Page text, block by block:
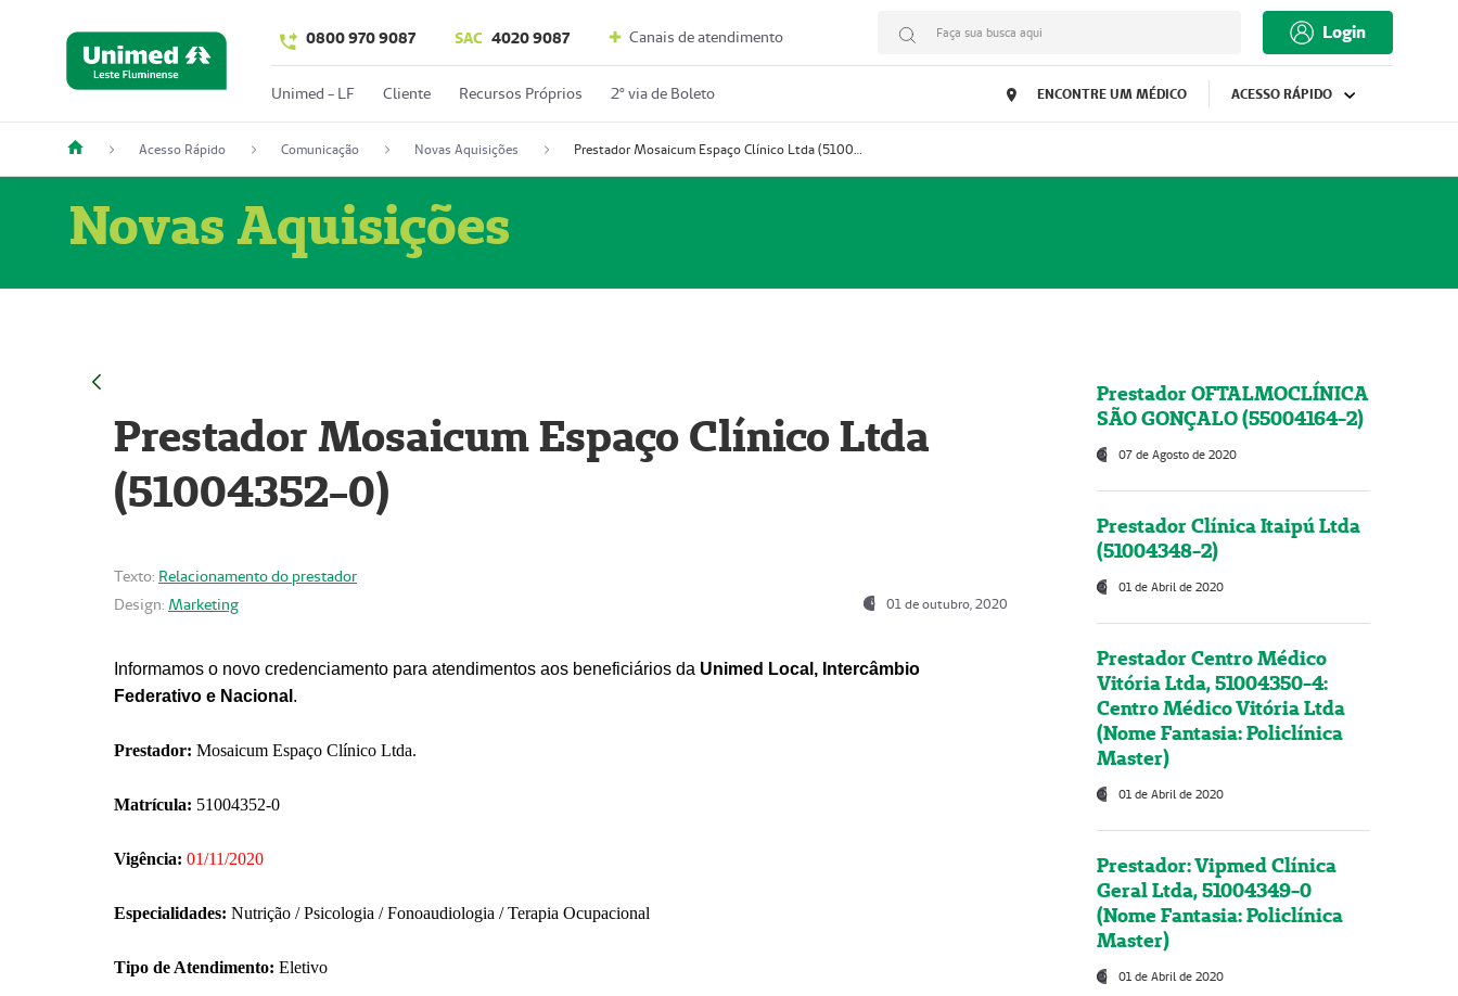
0800 970 9087 SAC 4020 9087 Canais de atendimento Faça sua busca aqui Login
Unimed - LF Cliente Recursos Próprios 2º via de Boleto ENCONTRE UM MÉDICO ACESSO RÁPIDO
Acesso Rápido Comunicação Novas Aquisições Prestador Mosaicum Espaço Clínico Ltda (51004352-0)
Novas Aquisições
Prestador Mosaicum Espaço Clínico Ltda
(51004352-0)
Texto: Relacionamento do prestador
Design: Marketing 01 de outubro, 2020
Informamos o novo credenciamento para atendimentos aos beneficiários da Unimed Local, Intercâmbio
Federativo e Nacional .
Prestador: Mosaicum Espaço Clínico Ltda.
Matrícula: 51004352-0
Vigência: 01/11/2020
Especialidades: Nutrição / Psicologia / Fonoaudiologia / Terapia Ocupacional
Tipo de Atendimento: Eletivo
Prestador OFTALMOCLÍNICA
SÃO GONÇALO (55004164-2)
07 de Agosto de 2020
Prestador Clínica Itaipú Ltda
(51004348-2)
01 de Abril de 2020
Prestador Centro Médico
Vitória Ltda, 51004350-4:
Centro Médico Vitória Ltda
(Nome Fantasia: Policlínica
Master)
01 de Abril de 2020
Prestador: Vipmed Clínica
Geral Ltda, 51004349-0
(Nome Fantasia: Policlínica
Master)
01 de Abril de 2020